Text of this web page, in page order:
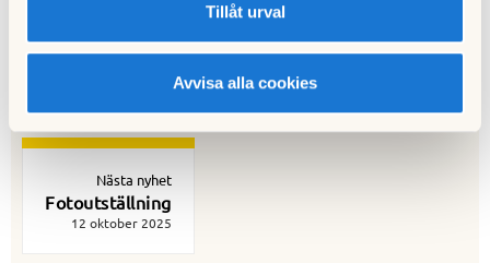
Tillåt urval
Avvisa alla cookies
Föregående nyhet
Nästa nyhet
Fotoutställning
12 oktober 2025